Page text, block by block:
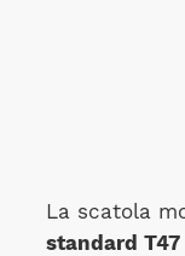
La scatola
standard